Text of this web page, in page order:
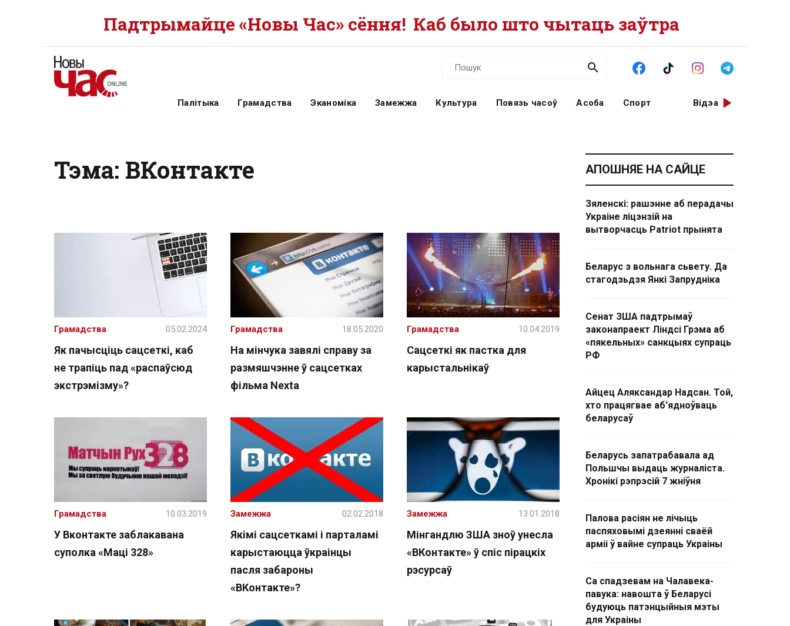
Падтрымайце «Новы Час» сёння! Каб было што чытаць заўтра
Палітыка Грамадства Эканоміка Замежжа Культура Повязь часоў Асоба Спорт Відэа
Тэма: ВКонтакте
Як пачысціць сацсеткі, каб
не трапіць пад «распаўсюд
экстрэмізму»?
Грамадства 05.02.2024
На мінчука завялі справу за
размяшчэнне ў сацсетках
фільма Nexta
Грамадства 18.05.2020
Сацсеткі як пастка для
карыстальнікаў
Грамадства 10.04.2019
У Вконтакте заблакавана
суполка «Маці 328»
Грамадства 10.03.2019
Якімі сацсеткамі і парталамі
карыстаюцца ўкраінцы
пасля забароны
«ВКонтакте»?
Замежжа 02.02.2018
Мінгандлю ЗША зноў унесла
«ВКонтакте» ў спіс пірацкіх
рэсурсаў
Замежжа 13.01.2018
АПОШНЯЕ НА САЙЦЕ
Зяленскі: рашэнне аб перадачы
Украіне ліцэнзій на
вытворчасць Patriot прынята
Беларус з вольнага сьвету. Да
стагодзьдзя Янкі Запрудніка
Сенат ЗША падтрымаў
законапраект Ліндсі Грэма аб
«пякельных» санкцыях супраць
РФ
Айцец Аляксандар Надсан. Той,
хто працягвае аб'ядноўваць
беларусаў
Беларусь запатрабавала ад
Польшчы выдаць журналіста.
Хронікі рэпрэсій 7 жніўня
Палова расіян не лічыць
паспяховымі дзеянні сваёй
арміі ў вайне супраць Украіны
Са спадзевам на Чалавека-
павука: навошта ў Беларусі
будуюць патэнцыйныя мэты
для Украіны